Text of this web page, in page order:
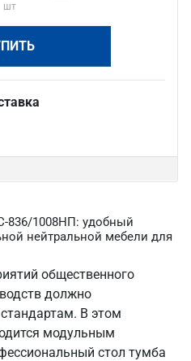
шт
836/1008НП: удобный
нейтральной мебели для
общественного
должно
В этом
модульным
стол тумба